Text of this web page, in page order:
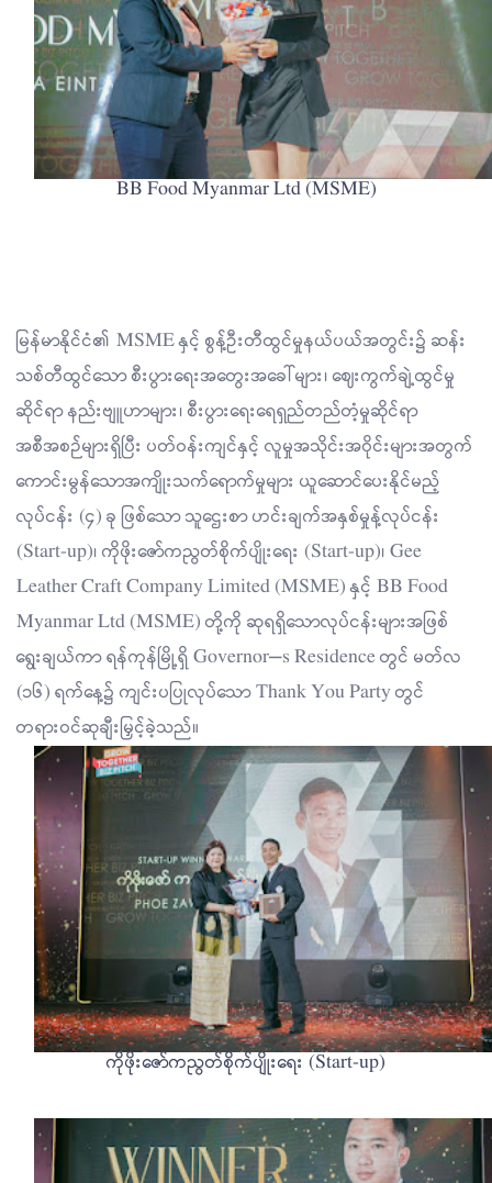
BB Food Myanmar Ltd (MSME)
မြန်မာနိုင်ငံ၏ MSME နှင့် စွန့်ဦးတီထွင်မှုနယ်ပယ်အတွင်း၌ ဆန်း
သစ်တီထွင်သော စီးပွားရေးအတွေးအခေါ်များ၊ ဈေးကွက်ချဲ့ထွင်မှု
ဆိုင်ရာ နည်းဗျူဟာများ၊ စီးပွားရေးရေရှည်တည်တံ့မှုဆိုင်ရာ
အစီအစဉ်များရှိပြီး ပတ်ဝန်းကျင်နှင့် လူမှုအသိုင်းအဝိုင်းများအတွက်
ကောင်းမွန်သောအကျိုးသက်ရောက်မှုများ ယူဆောင်ပေးနိုင်မည့်
လုပ်ငန်း (၄) ခု ဖြစ်သော သူဌေးစာ ဟင်းချက်အနှစ်မှုန့်လုပ်ငန်း
(Start-up)၊ ကိုဖိုးဇော်ကညွတ်စိုက်ပျိုးရေး (Start-up)၊ Gee
Leather Craft Company Limited (MSME) နှင့် BB Food
Myanmar Ltd (MSME) တို့ကို ဆုရရှိသောလုပ်ငန်းများအဖြစ်
ရွေးချယ်ကာ ရန်ကုန်မြို့ရှိ Governor’s Residence တွင် မတ်လ
(၁၆) ရက်နေ့၌ ကျင်းပပြုလုပ်သော Thank You Party တွင်
တရားဝင်ဆုချီးမြှင့်ခဲ့သည်။
ကိုဖိုးဇော်ကညွတ်စိုက်ပျိုးရေး (Start-up)